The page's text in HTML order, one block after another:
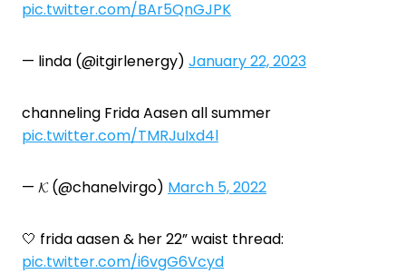
pic.twitter.com/BAr5QnGJPK
— linda (@itgirlenergy) January 22, 2023
channeling Frida Aasen all summer
pic.twitter.com/TMRJuIxd4l
— 𝓚 (@chanelvirgo) March 5, 2022
🤍 frida aasen & her 22” waist thread:
pic.twitter.com/i6vgG6Vcyd